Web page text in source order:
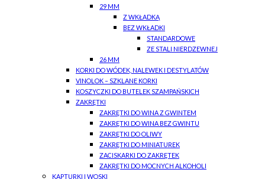
29 MM
Z WKŁADKĄ
BEZ WKŁADKI
STANDARDOWE
ZE STALI NIERDZEWNEJ
26 MM
KORKI DO WÓDEK, NALEWEK I DESTYLATÓW
VINOLOK – SZKLANE KORKI
KOSZYCZKI DO BUTELEK SZAMPAŃSKICH
ZAKRĘTKI
ZAKRĘTKI DO WINA Z GWINTEM
ZAKRĘTKI DO WINA BEZ GWINTU
ZAKRĘTKI DO OLIWY
ZAKRĘTKI DO MINIATUREK
ZACISKARKI DO ZAKRĘTEK
ZAKRĘTKI DO MOCNYCH ALKOHOLI
KAPTURKI I WOSKI